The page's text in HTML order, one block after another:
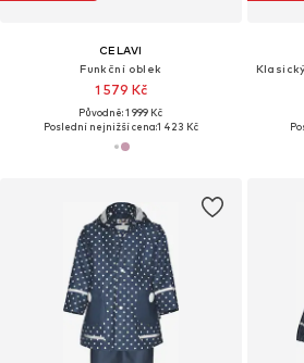
CELAVI
Funkční oblek
1 579 Kč
Původně: 1 999 Kč
Poslední nejnižší cena:1 423 Kč